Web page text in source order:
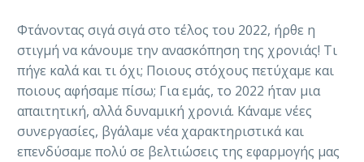
Φτάνοντας σιγά σιγά στο τέλος του 2022, ήρθε η
στιγμή να κάνουμε την ανασκόπηση της χρονιάς! Τι
πήγε καλά και τι όχι; Ποιους στόχους πετύχαμε και
ποιους αφήσαμε πίσω; Για εμάς, το 2022 ήταν μια
απαιτητική, αλλά δυναμική χρονιά. Κάναμε νέες
συνεργασίες, βγάλαμε νέα χαρακτηριστικά και
επενδύσαμε πολύ σε βελτιώσεις της εφαρμογής μας